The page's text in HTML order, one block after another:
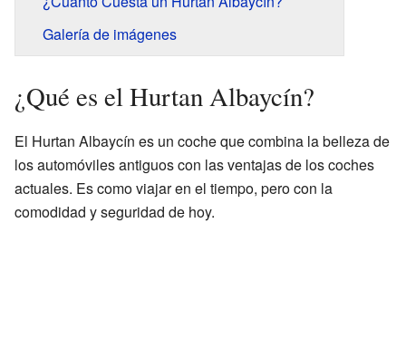
Galería de imágenes
¿Qué es el Hurtan Albaycín?
El Hurtan Albaycín es un coche que combina la belleza de
los automóviles antiguos con las ventajas de los coches
actuales. Es como viajar en el tiempo, pero con la
comodidad y seguridad de hoy.